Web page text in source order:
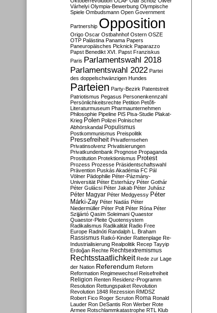
Várhelyi Olympia-Bewerbung Olympische
Spiele Ombudsmann Open Government
Partnership Opposition
Origo Oscar Ostbahnhof Ostern OSZE
OTP Palästina Panama Papers
Paneuropäisches Picknick Paparazzo
Papst Benedikt XVI. Papst Franziskus
Paris Parlamentswahl 2018
Parlamentswahl 2022 Partei
des doppelschwänzigen Hundes
Parteien Party-Bezirk Patentstreit
Patriotismus Pegasus Personenkennzahl
Persönlichkeitsrechte Petition Petőfi-
Literaturmuseum Pharmaunternehmen
Philosophie Pipeline PiS Pisa-Studie Plakat-
Krieg Polen Polizei Polnischer
Abhörskandal Populismus
Postkommunismus Preispolitik
Pressefreiheit Privatfernsehen
Privatinsolvenz Privatisierungen
Privatkundenbank Prognose Propaganda
Prostitution Protektionismus Protest
Prozess Prozesse Präsidentschaftswahl
Prävention Puskás Akadémia FC Pál
Völner Pädophilie Péter-Pázmány-
Universität Péter Esterházy Péter Gothár
Péter Gulácsi Péter Jakab Péter Juhász
Péter Magyar Péter Medgyessy Péter
Márki-Zay Péter Nadás Péter
Niedermüller Péter Polt Péter Róna Péter
Szijjártó Qasim Soleimani Quaestor
Quaestor-Pleite Quotensystem
Radikalismus Radikalität Radio Free
Europe Radnóti Randalph L. Braham
Rassismus Ratkó-Kinder Rattenplage Re-
Industrialisierung Realpolitik Recep Tayyip
Erdoğan Rechte Rechtsextremismus
Rechtsstaatlichkeit Rede zur Lage
der Nation Referendum Reform
Reformation Regimewechsel Reisefreiheit
Religion Renten Residenz-Programm
Resolution Rettungspaket Revolution
Revolution 1848 Rezession RMDSZ
Robert Fico Roger Scruton Roma Ronald
Lauder Ron DeSantis Ron Werber Rote
Armee Rotschlammkatastrophe RTL Klub